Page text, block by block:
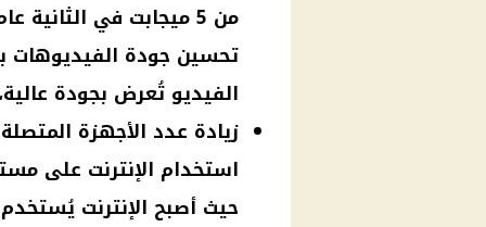
الفيديو تُعرض بجودة
زيادة عدد الأجهزة
استخدام الإنترنت على
حيث أصبح الإنترنت